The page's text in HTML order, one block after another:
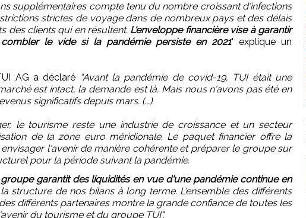
supplémentaires compte tenu du nombre croissant d'infections
strictes de voyage dans de nombreux pays et des délais
des clients qui en résultent. L'enveloppe financière vise à garantir
le vide si la pandémie persiste en 2021" explique un
AG a déclaré "Avant la pandémie de covid-19, TUI était une
est intact, la demande est là. Mais nous n'avons pas été en
significatifs depuis mars. (...)
le tourisme reste une industrie de croissance et un secteur
de la zone euro méridionale. Le paquet financier offre la
l'avenir de manière cohérente et préparer le groupe sur
pour la période suivant la pandémie.
garantit des liquidités en vue d'une pandémie continue en
structure de nos bilans à long terme. L'ensemble des différents
différents partenaires montre la grande confiance de toutes les
du tourisme et du groupe TUI".